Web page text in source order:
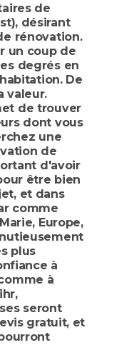
de
désirant
rénovation.
un coup de
degrés en
De
valeur.
de trouver
dont vous
une
de
d'avoir
être bien
et dans
comme
Europe,
plus
à
à
seront
gratuit, et